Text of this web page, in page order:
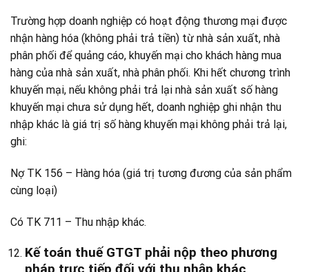
Trường hợp doanh nghiệp có hoạt động thương mại được
nhận hàng hóa (không phải trả tiền) từ nhà sản xuất, nhà
phân phối để quảng cáo, khuyến mại cho khách hàng mua
hàng của nhà sản xuất, nhà phân phối. Khi hết chương trình
khuyến mại, nếu không phải trả lại nhà sản xuất số hàng
khuyến mại chưa sử dụng hết, doanh nghiệp ghi nhận thu
nhập khác là giá trị số hàng khuyến mại không phải trả lại,
ghi:
Nợ TK 156 – Hàng hóa (giá trị tương đương của sản phẩm
cùng loại)
Có TK 711 – Thu nhập khác.
Kế toán thuế GTGT phải nộp theo phương